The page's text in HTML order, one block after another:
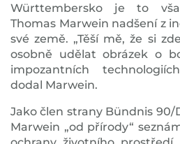
Württembersko je to
Thomas Marwein nadšení z
své země. „Těší mě, že si
osobně udělat obrázek o
impozantních
dodal Marwein.
Jako člen strany Bündnis 90/
Marwein „od přírody“